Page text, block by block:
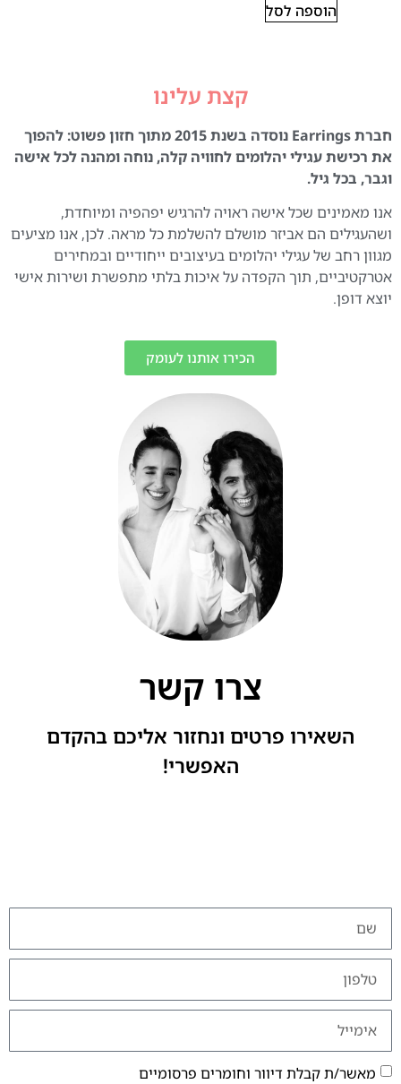
הוספה לסל
קצת עלינו
חברת Earrings נוסדה בשנת 2015 מתוך חזון פשוט: להפוך
את רכישת עגילי יהלומים לחוויה קלה, נוחה ומהנה לכל אישה
וגבר, בכל גיל.
אנו מאמינים שכל אישה ראויה להרגיש יפהפיה ומיוחדת,
ושהעגילים הם אביזר מושלם להשלמת כל מראה. לכן, אנו מציעים
מגוון רחב של עגילי יהלומים בעיצובים ייחודיים ובמחירים
אטרקטיביים, תוך הקפדה על איכות בלתי מתפשרת ושירות אישי
יוצא דופן.
הכירו אותנו לעומק
צרו קשר
השאירו פרטים ונחזור אליכם בהקדם
האפשרי!
מאשר/ת קבלת דיוור וחומרים פרסומיים